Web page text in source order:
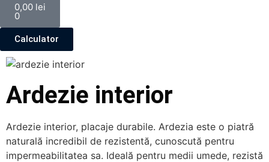
0,00 lei
0
Calculator
Ardezie interior
Ardezie interior, placaje durabile. Ardezia este o piatră
naturală incredibil de rezistentă, cunoscută pentru
impermeabilitatea sa. Ideală pentru medii umede, rezistă